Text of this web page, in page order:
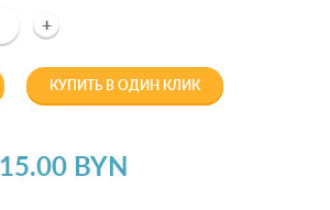
+
КУПИТЬ В ОДИН КЛИК
15.00 BYN